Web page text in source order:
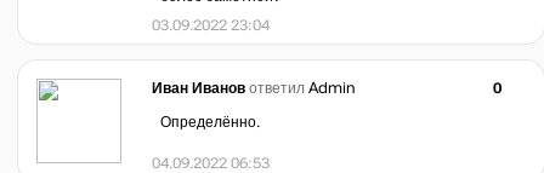
03.09.2022 23:04
Иван Иванов ответил Admin
0
Определённо.
04.09.2022 06:53